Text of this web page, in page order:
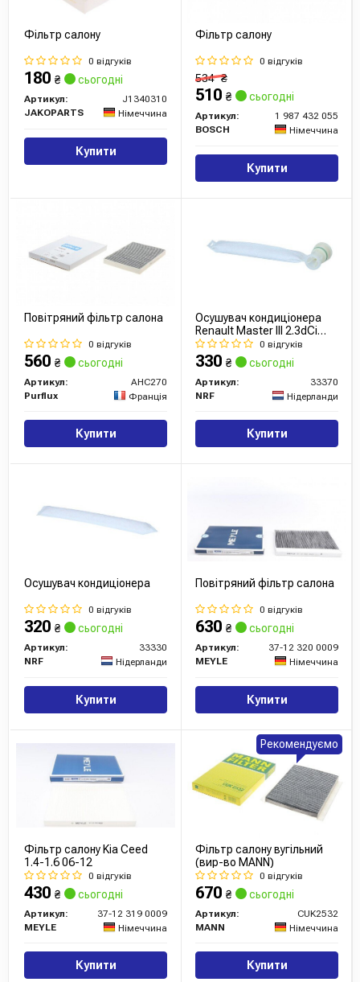
Фільтр салону
0 відгуків
180 ₴ сьогодні
Артикул:
J1340310
JAKOPARTS
Німеччина
Купити
Фільтр салону
0 відгуків
534₴
510 ₴ сьогодні
Артикул:
1 987 432 055
BOSCH
Німеччина
Купити
Повітряний фільтр салона
0 відгуків
560 ₴ сьогодні
Артикул:
AHC270
Purflux
Франція
Купити
Осушувач кондиціонера
Renault Master III 2.3dCi
10-/Scenic III 1.2-2.0dCi 09-
0 відгуків
330 ₴ сьогодні
Артикул:
33370
NRF
Нідерланди
Купити
Осушувач кондиціонера
0 відгуків
320 ₴ сьогодні
Артикул:
33330
NRF
Нідерланди
Купити
Повітряний фільтр салона
0 відгуків
630 ₴ сьогодні
Артикул:
37-12 320 0009
MEYLE
Німеччина
Купити
Фільтр салону Kia Ceed
1.4-1.6 06-12
0 відгуків
430 ₴ сьогодні
Артикул:
37-12 319 0009
MEYLE
Німеччина
Купити
Фільтр салону вугільний
(вир-во MANN)
0 відгуків
670 ₴ сьогодні
Артикул:
CUK2532
MANN
Німеччина
Купити
Рекомендуємо